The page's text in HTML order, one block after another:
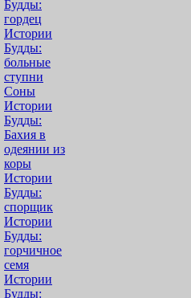
Будды:
гордец
Истории
Будды:
больные
ступни
Соны
Истории
Будды:
Бахия в
одеянии из
коры
Истории
Будды:
спорщик
Истории
Будды:
горчичное
семя
Истории
Будды: